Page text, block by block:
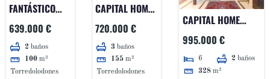
FANTÁSTICO
BAJO CON
JARDÍN EN
URBANIZACIÓN
PRIVADA EN
639.000 €
2 baños
100 m²
Torredolodones
CAPITAL HOME
VENDE EN
EXCLUSIVA
MAGNÍFICO
CHALET
720.000 €
3 baños
155 m²
Torredolodones
CAPITAL HOME
TORRELODONESVENDE
EN EXCLUSIVA
FANTÁSTICO
995.000 €
6 2 baños
328 m²